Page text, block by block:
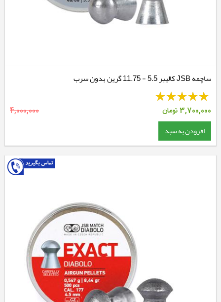
ساچمه JSB کالیبر 5.5 - 11.75 گرین بدون سرب
3,700,000تومان 4,000,000
افزودن به سبد